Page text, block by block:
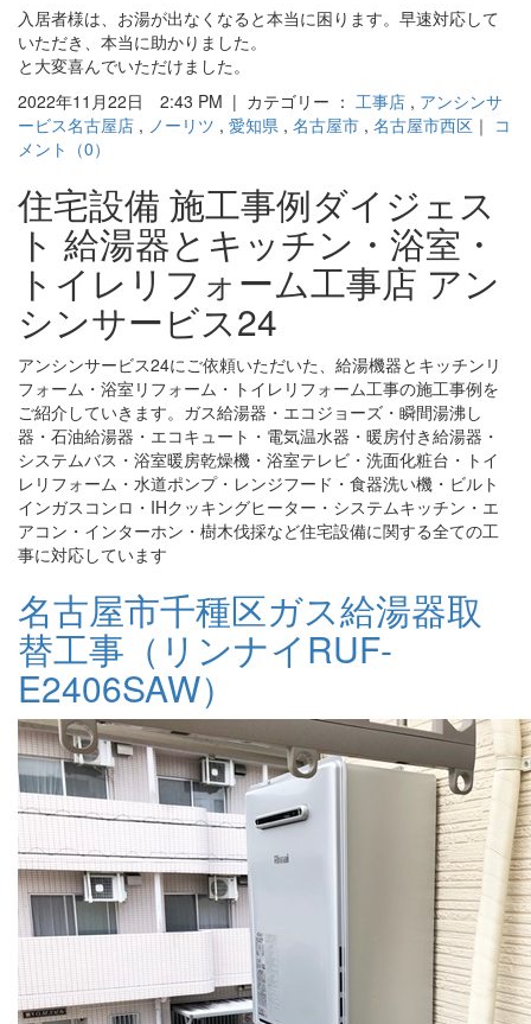
入居者様は、お湯が出なくなると本当に困ります。早速対応して
いただき、本当に助かりました。
と大変喜んでいただけました。
2022年11月22日 2:43 PM | カテゴリー ： 工事店 , アンシンサ
ービス名古屋店 , ノーリツ , 愛知県 , 名古屋市 , 名古屋市西区 ｜ コ
メント（0）
住宅設備 施工事例ダイジェス
ト 給湯器とキッチン・浴室・
トイレリフォーム工事店 アン
シンサービス24
アンシンサービス24にご依頼いただいた、給湯機器とキッチンリ
フォーム・浴室リフォーム・トイレリフォーム工事の施工事例を
ご紹介していきます。ガス給湯器・エコジョーズ・瞬間湯沸し
器・石油給湯器・エコキュート・電気温水器・暖房付き給湯器・
システムバス・浴室暖房乾燥機・浴室テレビ・洗面化粧台・トイ
レリフォーム・水道ポンプ・レンジフード・食器洗い機・ビルト
インガスコンロ・IHクッキングヒーター・システムキッチン・エ
アコン・インターホン・樹木伐採など住宅設備に関する全ての工
事に対応しています
名古屋市千種区ガス給湯器取
替工事（リンナイRUF-
E2406SAW）